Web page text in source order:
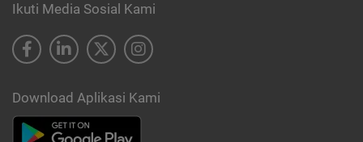
Ikuti Media Sosial Kami
Download Aplikasi Kami